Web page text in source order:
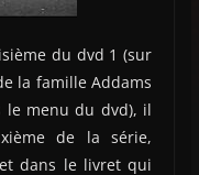
du dvd 1 (sur
la famille Addams
le menu du dvd), il
de la série,
dans le livret qui